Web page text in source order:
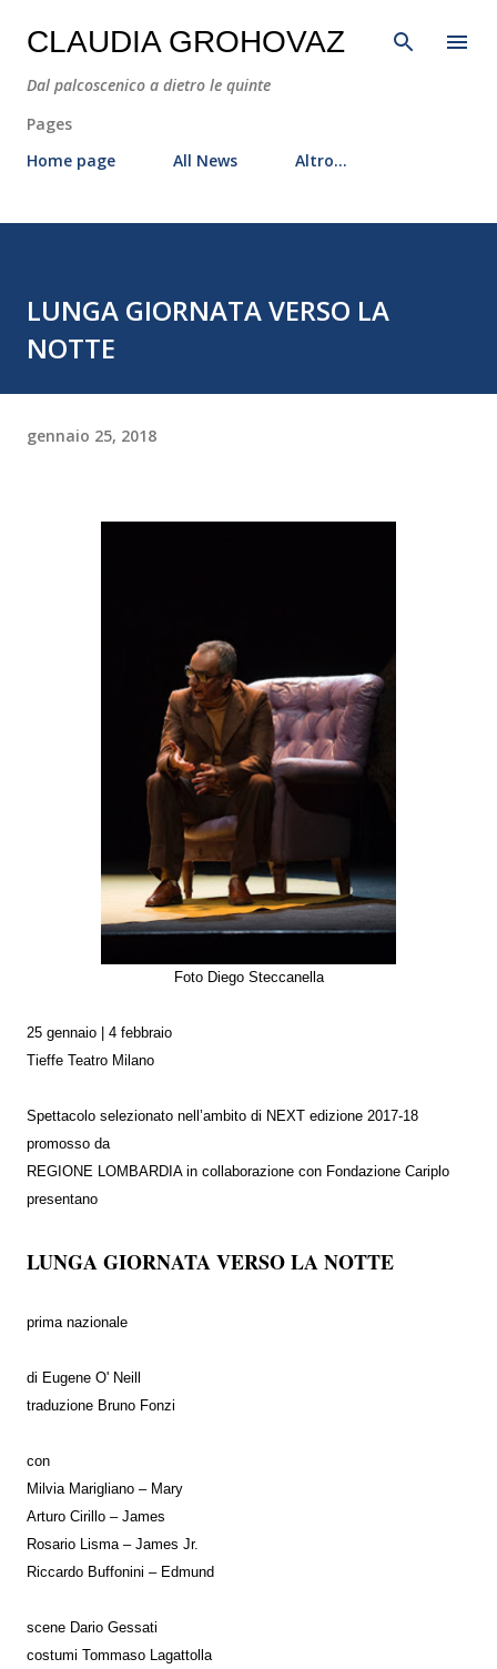
Passa ai contenuti principali
CLAUDIA GROHOVAZ
Dal palcoscenico a dietro le quinte
Pages
Home page
All News Altro…
LUNGA GIORNATA VERSO LA
NOTTE
gennaio 25, 2018
Foto Diego Steccanella
25 gennaio | 4 febbraio
Tieffe Teatro Milano
Spettacolo selezionato nell’ambito di NEXT edizione 2017-18
promosso da
REGIONE LOMBARDIA in collaborazione con Fondazione Cariplo
presentano
LUNGA GIORNATA VERSO LA NOTTE
prima nazionale
di Eugene O' Neill
traduzione Bruno Fonzi
con
Milvia Marigliano – Mary
Arturo Cirillo – James
Rosario Lisma – James Jr.
Riccardo Buffonini – Edmund
scene Dario Gessati
costumi Tommaso Lagattolla